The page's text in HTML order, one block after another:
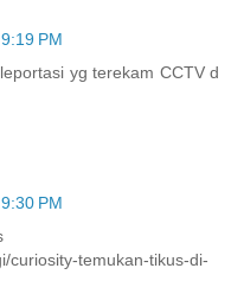
PM
yg terekam CCTV d
PM
curiosity-temukan-tikus-di-